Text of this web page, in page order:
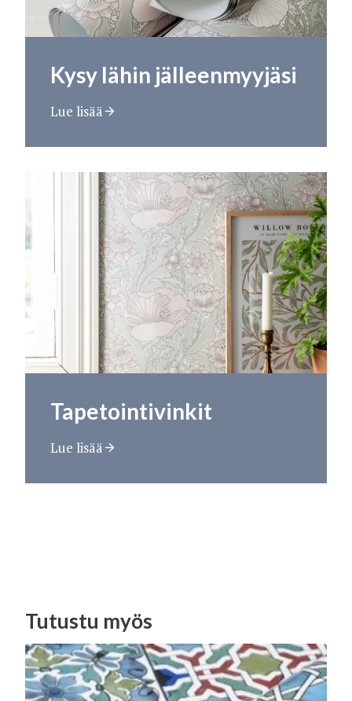
Kysy lähin jälleenmyyjäsi
Lue lisää
Tapetointivinkit
Lue lisää
Tutustu myös